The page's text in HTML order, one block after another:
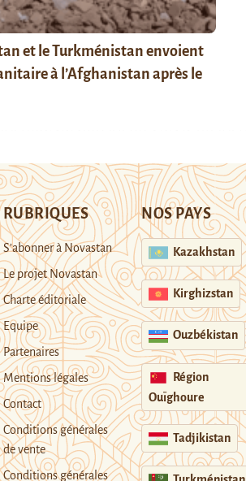
et le Turkménistan envoient
à l’Afghanistan après le
RUBRIQUES
S’abonner à Novastan
Le projet Novastan
Charte éditoriale
Equipe
Partenaires
Mentions légales
Contact
Conditions générales
de vente
Conditions générales
NOS PAYS
Kazakhstan
Kirghizstan
Ouzbékistan
Région
Ouïghoure
Tadjikistan